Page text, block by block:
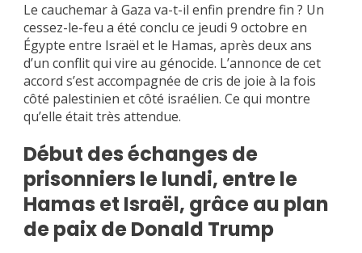
Le cauchemar à Gaza va-t-il enfin prendre fin ? Un
cessez-le-feu a été conclu ce jeudi 9 octobre en
Égypte entre Israël et le Hamas, après deux ans
d’un conflit qui vire au génocide. L’annonce de cet
accord s’est accompagnée de cris de joie à la fois
côté palestinien et côté israélien. Ce qui montre
qu’elle était très attendue.
Début des échanges de
prisonniers le lundi, entre le
Hamas et Israël, grâce au plan
de paix de Donald Trump